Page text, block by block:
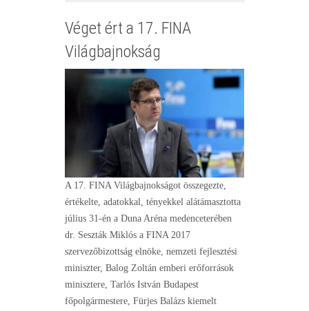
Véget ért a 17. FINA
Világbajnokság
A 17. FINA Világbajnokságot összegezte,
értékelte, adatokkal, tényekkel alátámasztotta
július 31-én a Duna Aréna medenceterében
dr. Seszták Miklós a FINA 2017
szervezőbizottság elnöke, nemzeti fejlesztési
miniszter, Balog Zoltán emberi erőforrások
minisztere, Tarlós István Budapest
főpolgármestere, Fürjes Balázs kiemelt